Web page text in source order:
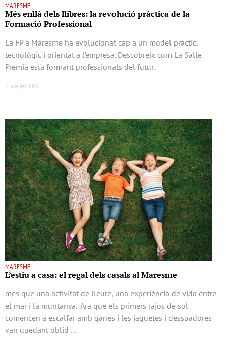
MARESME
Més enllà dels llibres: la revolució pràctica de la
Formació Professional
La FP a Maresme ha evolucionat cap a un model pràctic,
tecnològic i orientat a l’empresa. Descobreix com La Salle
Premià està formant professionals del futur.
5 juny del 2026
MARESME
L’estiu a casa: el regal dels casals al Maresme
més que una activitat de lleure, una experiència de vida entre
el mar i la muntanya. Ara que els primers rajos de sol
comencen a escalfar amb ganes i les jaquetes i dessuadores
van quedant oblid …